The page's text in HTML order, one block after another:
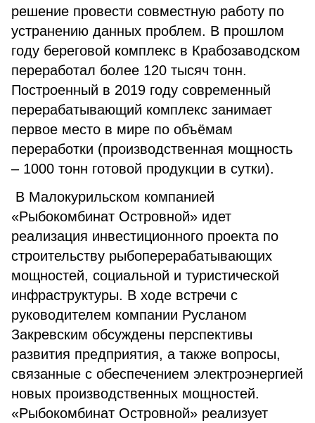
решение провести совместную работу по
устранению данных проблем. В прошлом
году береговой комплекс в Крабозаводском
переработал более 120 тысяч тонн.
Построенный в 2019 году современный
перерабатывающий комплекс занимает
первое место в мире по объёмам
переработки (производственная мощность
– 1000 тонн готовой продукции в сутки).
В Малокурильском компанией
«Рыбокомбинат Островной» идет
реализация инвестиционного проекта по
строительству рыбоперерабатывающих
мощностей, социальной и туристической
инфраструктуры. В ходе встречи с
руководителем компании Русланом
Закревским обсуждены перспективы
развития предприятия, а также вопросы,
связанные с обеспечением электроэнергией
новых производственных мощностей.
«Рыбокомбинат Островной» реализует